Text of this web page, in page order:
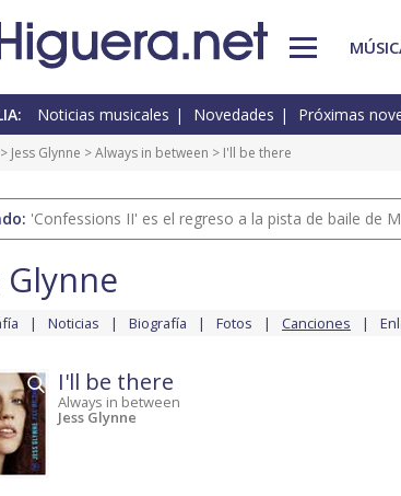
Noticias musicales Novedades Próximas
> Jess Glynne >Always in between > I'll be there
'Confessions II' es el regreso a la pista de baile de
Glynne
Noticias Biografía Fotos Canciones
I'll be there
Always in between
Jess Glynne